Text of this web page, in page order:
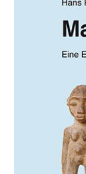
Zur
Hans Peter
Verlag:
Reimer